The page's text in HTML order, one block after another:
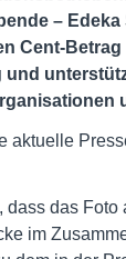
–
Cent-
und
aktuelle
dass das
im